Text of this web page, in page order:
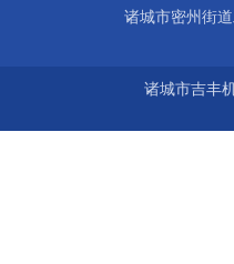
诸城市密州街
诸城市吉丰